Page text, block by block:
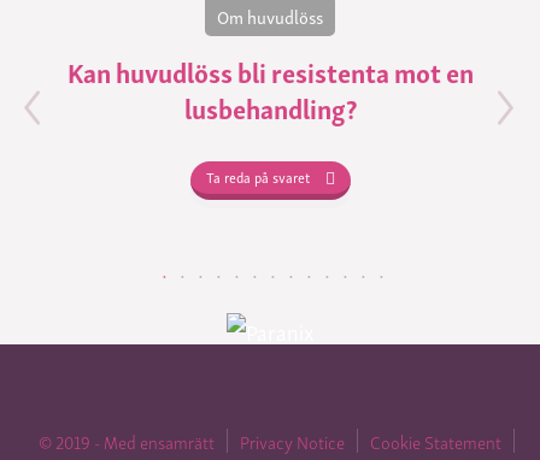
Om huvudlöss
Kan huvudlöss bli resistenta mot en
lusbehandling?
Ta reda på svaret
© 2019 - Med ensamrätt Privacy Notice
Cookie Statement